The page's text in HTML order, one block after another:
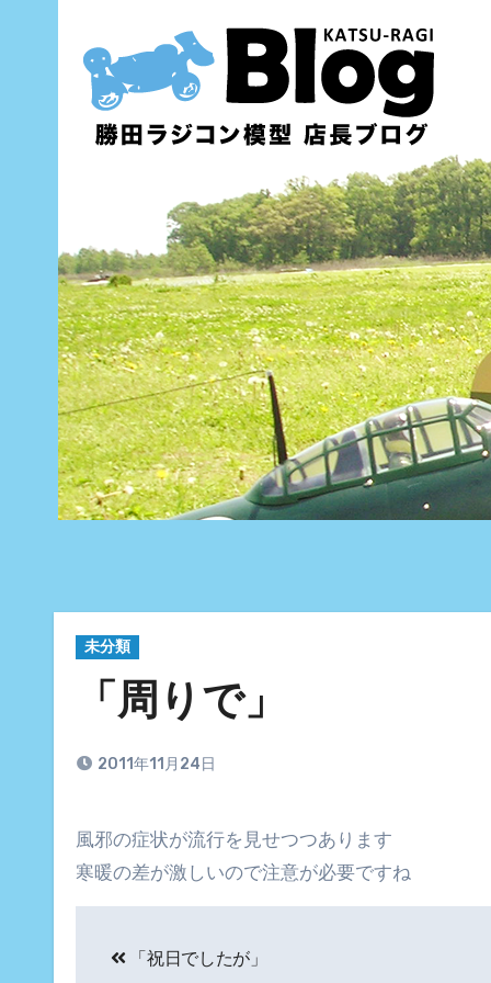
未分類
「周りで」
2011年11月24日
風邪の症状が流行を見せつつあります
寒暖の差が激しいので注意が必要ですね
「祝日でしたが」